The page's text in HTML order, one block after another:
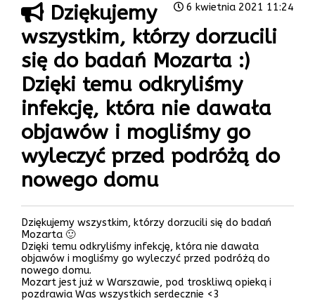
6 kwietnia 2021 11:24
Dziękujemy
wszystkim, którzy dorzucili
się do badań Mozarta :)
Dzięki temu odkryliśmy
infekcję, która nie dawała
objawów i mogliśmy go
wyleczyć przed podróżą do
nowego domu
Dziękujemy wszystkim, którzy dorzucili się do badań
Mozarta 🙂
Dzięki temu odkryliśmy infekcję, która nie dawała
objawów i mogliśmy go wyleczyć przed podróżą do
nowego domu.
Mozart jest już w Warszawie, pod troskliwą opieką i
pozdrawia Was wszystkich serdecznie <3